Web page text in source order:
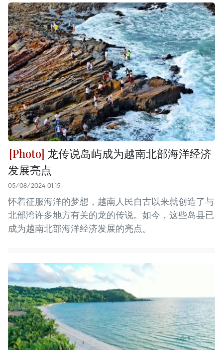
龙传说岛屿成为越南北部海洋经济
发展亮点
05/08/2024 01:15
怀着征服海洋的梦想，越南人民自古以来就创造了与
北部湾许多地方有关的龙的传说。如今，这些岛县已
成为越南北部海洋经济发展的亮点。